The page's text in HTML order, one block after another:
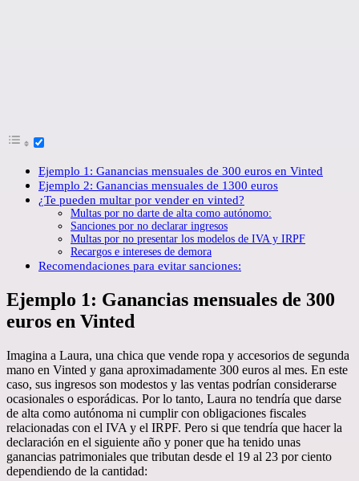
Ejemplo 1: Ganancias mensuales de 300 euros en Vinted
Ejemplo 2: Ganancias mensuales de 1300 euros
¿Te pueden multar por vender en vinted?
Multas por no darte de alta como autónomo:
Sanciones por no declarar ingresos
Multas por no presentar los modelos de IVA y IRPF
Recargos e intereses de demora
Recomendaciones para evitar sanciones:
Ejemplo 1: Ganancias mensuales de 300
euros en Vinted
Imagina a Laura, una chica que vende ropa y accesorios de segunda
mano en Vinted y gana aproximadamente 300 euros al mes. En este
caso, sus ingresos son modestos y las ventas podrían considerarse
ocasionales o esporádicas. Por lo tanto, Laura no tendría que darse
de alta como autónoma ni cumplir con obligaciones fiscales
relacionadas con el IVA y el IRPF. Pero si que tendría que hacer la
declaración en el siguiente año y poner que ha tenido unas
ganancias patrimoniales que tributan desde el 19 al 23 por ciento
dependiendo de la cantidad: